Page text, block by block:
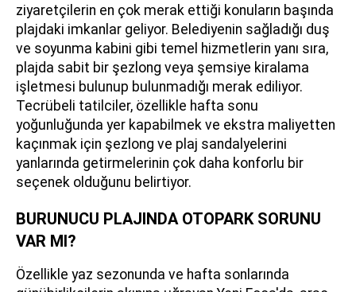
ziyaretçilerin en çok merak ettiği konuların başında
plajdaki imkanlar geliyor. Belediyenin sağladığı duş
ve soyunma kabini gibi temel hizmetlerin yanı sıra,
plajda sabit bir şezlong veya şemsiye kiralama
işletmesi bulunup bulunmadığı merak ediliyor.
Tecrübeli tatilciler, özellikle hafta sonu
yoğunluğunda yer kapabilmek ve ekstra maliyetten
kaçınmak için şezlong ve plaj sandalyelerini
yanlarında getirmelerinin çok daha konforlu bir
seçenek olduğunu belirtiyor.
BURUNUCU PLAJINDA OTOPARK SORUNU
VAR MI?
Özellikle yaz sezonunda ve hafta sonlarında